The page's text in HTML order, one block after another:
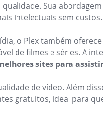
Sua
intelectuais sem custos.
o Plex também
de filmes e séries. A
sites para
de vídeo. Além
gratuitos, ideal para